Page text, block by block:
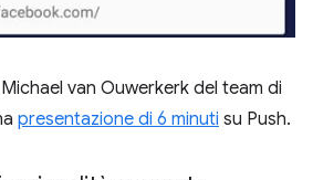
van Ouwerkerk del team di
presentazione di 6 minuti su Push.